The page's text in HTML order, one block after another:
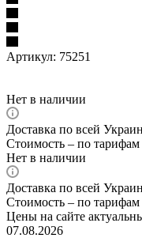
Артикул: 75251
Нет в наличии
Доставка по всей
Стоимость – по
Нет в наличии
Доставка по всей
Стоимость – по
Цены на сайте
07.08.2026